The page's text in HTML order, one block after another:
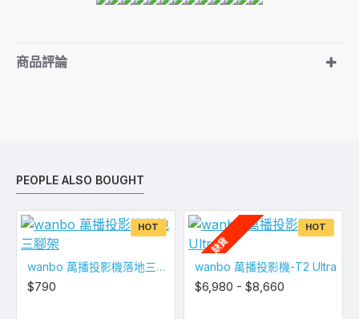
商品評論
PEOPLE ALSO BOUGHT
HOT
wanbo 萬播投影機落地三腳架
$790
HOT
缺貨
wanbo 萬播投影機-T2 Ultra
$6,980 - $8,660